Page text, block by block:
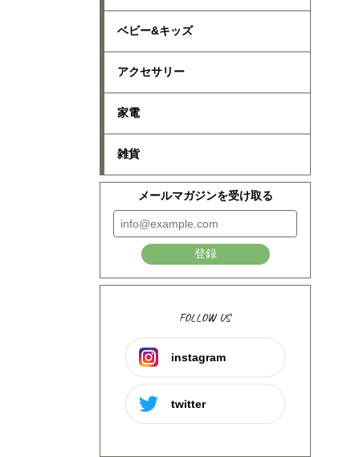
ベビー&キッズ
アクセサリー
家電
雑貨
メールマガジンを受け取る
登録
FOLLOW US
instagram
twitter